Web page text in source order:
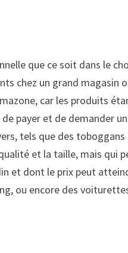
que ce soit dans le
chez un grand magasin
car les produits
payer et de demander
tels que des
et la taille, mais qui
et dont le prix peut
ou encore des